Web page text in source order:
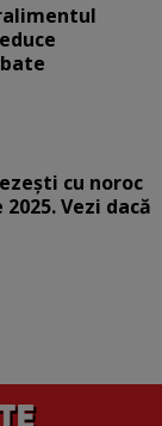
cu noroc
Vezi dacă